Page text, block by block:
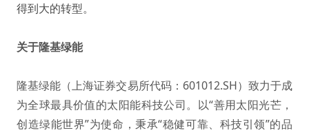
得到大的转型。
关于隆基绿能
隆基绿能（上海证券交易所代码：601012.SH）致力于成
为全球最具价值的太阳能科技公司。以“善用太阳光芒，
创造绿能世界”为使命，秉承“稳健可靠、科技引领”的品